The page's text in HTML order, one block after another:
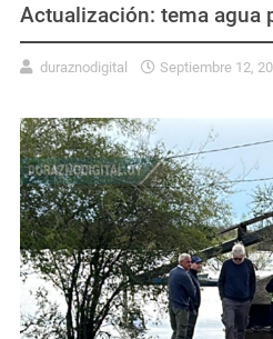
Actualización: tema agua
duraznodigital Septiembre 12,